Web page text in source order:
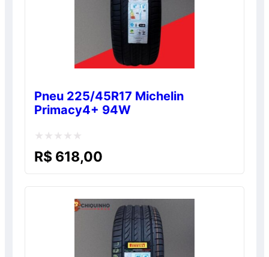
Pneu 225/45R17 Michelin
Primacy4+ 94W
Avaliação
R$ 618,00